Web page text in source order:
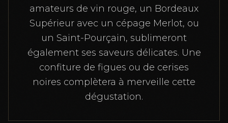
amateurs de vin rouge, un Bordeaux
Supérieur avec un cépage Merlot, ou
un Saint-Pourçain, sublimeront
également ses saveurs délicates. Une
confiture de figues ou de cerises
noires complètera à merveille cette
dégustation.